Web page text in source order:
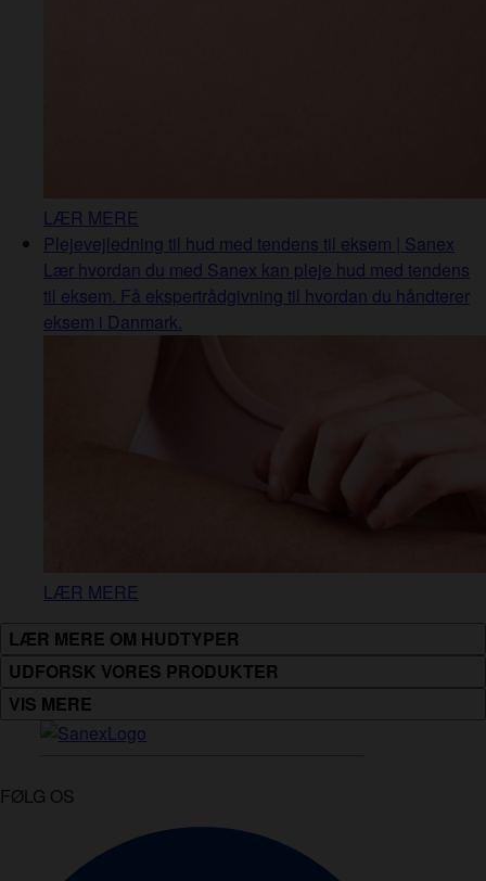
LÆR MERE
Plejevejledning til hud med tendens til eksem | Sanex
Lær hvordan du med Sanex kan pleje hud med tendens
til eksem. Få ekspertrådgivning til hvordan du håndterer
eksem i Danmark.
LÆR MERE
LÆR MERE OM HUDTYPER
UDFORSK VORES PRODUKTER
VIS MERE
FØLG OS